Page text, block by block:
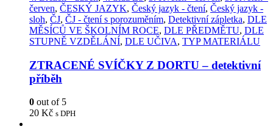
červen, ČESKÝ JAZYK, Český jazyk - čtení, Český jazyk -
sloh, ČJ, ČJ - čtení s porozuměním, Detektivní zápletka, DLE
MĚSÍCŮ VE ŠKOLNÍM ROCE, DLE PŘEDMĚTU, DLE
STUPNĚ VZDĚLÁNÍ, DLE UČIVA, TYP MATERIÁLU
ZTRACENÉ SVÍČKY Z DORTU – detektivní
příběh
0 out of 5
20 Kč s DPH